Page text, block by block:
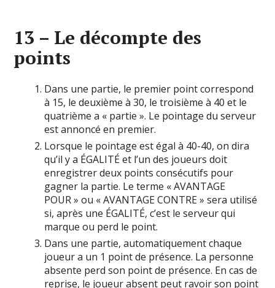
13 – Le décompte des
points
Dans une partie, le premier point correspond
à 15, le deuxième à 30, le troisième à 40 et le
quatrième a « partie ». Le pointage du serveur
est annoncé en premier.
Lorsque le pointage est égal à 40-40, on dira
qu’il y a ÉGALITÉ et l’un des joueurs doit
enregistrer deux points consécutifs pour
gagner la partie. Le terme « AVANTAGE
POUR » ou « AVANTAGE CONTRE » sera utilisé
si, après une ÉGALITÉ, c’est le serveur qui
marque ou perd le point.
Dans une partie, automatiquement chaque
joueur a un 1 point de présence. La personne
absente perd son point de présence. En cas de
reprise, le joueur absent peut ravoir son point